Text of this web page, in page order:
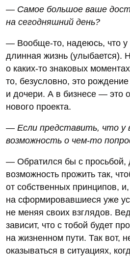
— Самое большое ваше
на сегодняшний день?
— Вообще-то, надеюсь, что
длинная жизнь (улыбается).
о каких-то знаковых
то, безусловно, это
и дочери. А в бизнесе — это
нового проекта.
— Если представить, что у
возможность о чем-то
— Обратился бы с просьбой,
возможность прожить так,
от собственных принципов,
на сформировавшиеся уже
не меняя своих взглядов.
зависит, что с тобой будет
на жизненном пути. Так вот,
оказываться в ситуациях,